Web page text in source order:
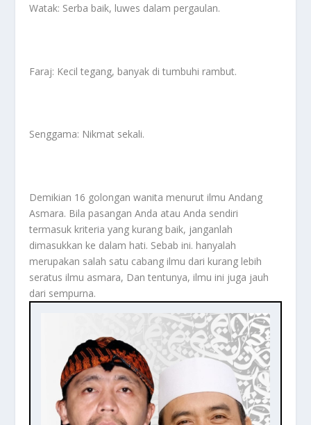
Watak: Serba baik, luwes dalam pergaulan.
Faraj: Kecil tegang, banyak di tumbuhi rambut.
Senggama: Nikmat sekali.
Demikian 16 golongan wanita menurut ilmu Andang
Asmara. Bila pasangan Anda atau Anda sendiri
termasuk kriteria yang kurang baik, janganlah
dimasukkan ke dalam hati. Sebab ini. hanyalah
merupakan salah satu cabang ilmu dari kurang lebih
seratus ilmu asmara, Dan tentunya, ilmu ini juga jauh
dari sempurna.